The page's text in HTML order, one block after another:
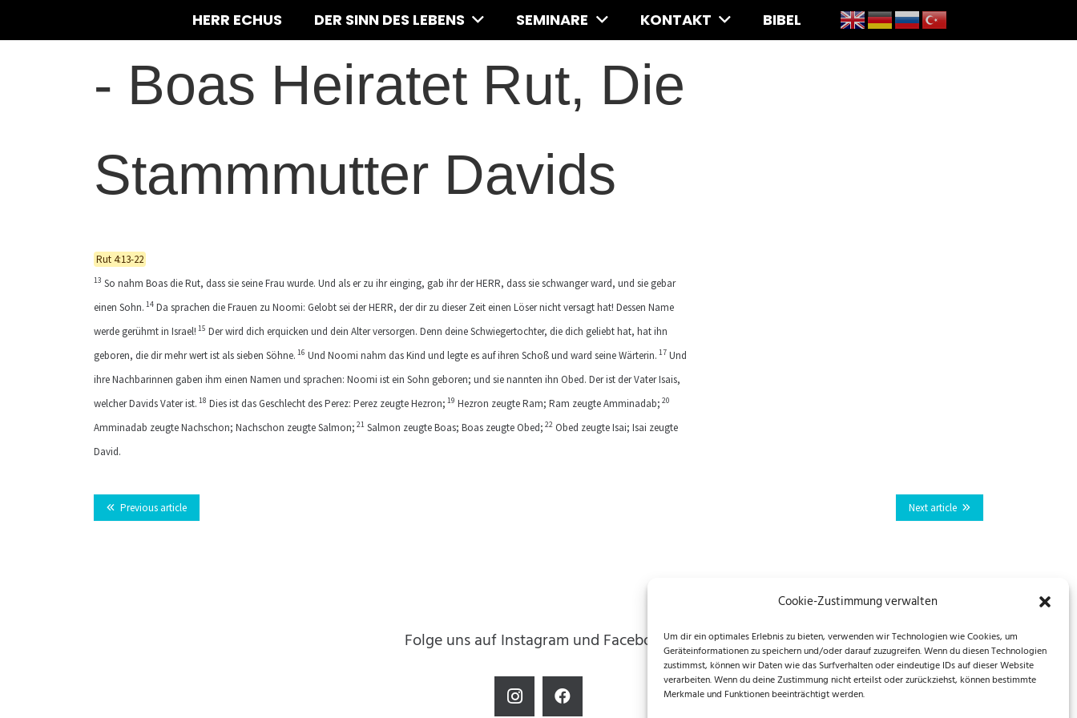
Cookie-Zustimmung verwalten
Um dir ein optimales Erlebnis zu bieten, verwenden wir Technologien wie Cookies, um
Geräteinformationen zu speichern und/oder darauf zuzugreifen. Wenn du diesen Technologien
zustimmst, können wir Daten wie das Surfverhalten oder eindeutige IDs auf dieser Website
verarbeiten. Wenn du deine Zustimmung nicht erteilst oder zurückziehst, können bestimmte
Merkmale und Funktionen beeinträchtigt werden.
HERR ECHUS DER SINN DES LEBENS SEMINARE KONTAKT BIBEL
- Boas Heiratet Rut, Die
Stammmutter Davids
Rut 4:13-22
13 So nahm Boas die Rut, dass sie seine Frau wurde. Und als er zu ihr einging, gab ihr der HERR, dass sie schwanger ward, und sie gebar
einen Sohn. 14 Da sprachen die Frauen zu Noomi: Gelobt sei der HERR, der dir zu dieser Zeit einen Löser nicht versagt hat! Dessen Name
werde gerühmt in Israel! 15 Der wird dich erquicken und dein Alter versorgen. Denn deine Schwiegertochter, die dich geliebt hat, hat ihn
geboren, die dir mehr wert ist als sieben Söhne. 16 Und Noomi nahm das Kind und legte es auf ihren Schoß und ward seine Wärterin. 17 Und
ihre Nachbarinnen gaben ihm einen Namen und sprachen: Noomi ist ein Sohn geboren; und sie nannten ihn Obed. Der ist der Vater Isais,
welcher Davids Vater ist. 18 Dies ist das Geschlecht des Perez: Perez zeugte Hezron; 19 Hezron zeugte Ram; Ram zeugte Amminadab; 20
Amminadab zeugte Nachschon; Nachschon zeugte Salmon; 21 Salmon zeugte Boas; Boas zeugte Obed; 22 Obed zeugte Isai; Isai zeugte
David.
Next article
Previous article
Folge uns auf Instagram und Facebook!